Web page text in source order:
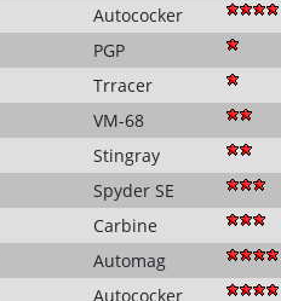
Autococker
PGP
Trracer
VM-68
Stingray
Spyder SE
Carbine
Automag
Autococker